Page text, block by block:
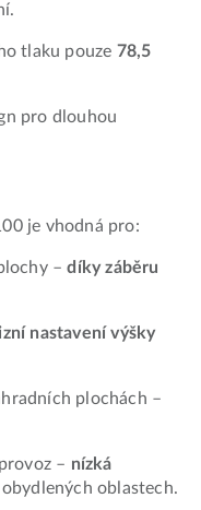
tlaku pouze 78,5
pro dlouhou
je vhodná pro:
–díky záběru
nastavení výšky
plochách –
– nízká
oblastech.